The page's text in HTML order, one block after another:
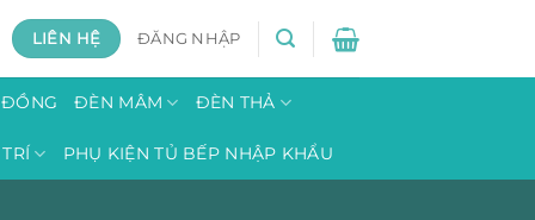
LIÊN HỆ ĐĂNG NHẬP
ĐÈN MÂM ĐÈN THẢ
PHỤ KIỆN TỦ BẾP NHẬP KHẨU